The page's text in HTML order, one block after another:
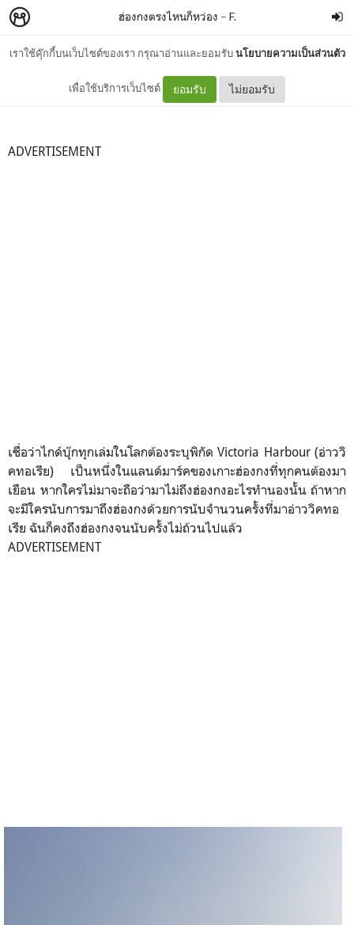
เราใช้คุ๊กกี้บนเว็บไซต์ของเรา กรุณาอ่านและยอมรับนโยบายความเป็นส่วนตัว
เพื่อใช้บริการเว็บไซต์ ยอมรับ ไม่ยอมรับ
ฮ่องกงตรงไหนก็หว่อง – F.
อ่าววิคทอเรีย
ADVERTISEMENT
เชื่อว่าไกด์บุ๊กทุกเล่มในโลกต้องระบุพิกัด Victoria Harbour (อ่าววิ
คทอเรีย) เป็นหนึ่งในแลนด์มาร์คของเกาะฮ่องกงที่ทุกคนต้องมา
เยือน หากใครไม่มาจะถือว่ามาไม่ถึงฮ่องกงอะไรทำนองนั้นถ้าหาก
จะมีใครนับการมาถึงฮ่องกงด้วยการนับจำนวนครั้งที่มาอ่าววิคทอ
เรีย ฉันก็คงถึงฮ่องกงจนนับครั้งไม่ถ้วนไปแล้ว
ADVERTISEMENT